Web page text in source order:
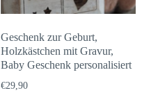
Geschenk zur Geburt,
Holzkästchen mit Gravur,
Baby Geschenk personalisiert
€29,90